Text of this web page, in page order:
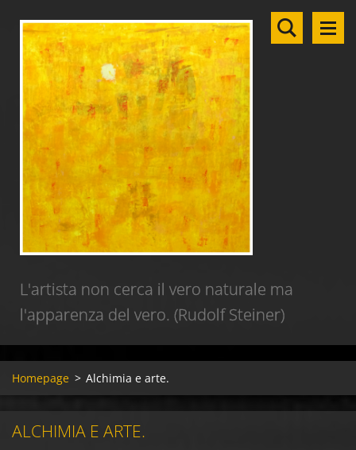
L'artista non cerca il vero naturale ma
l'apparenza del vero. (Rudolf Steiner)
Homepage > Alchimia e arte.
ALCHIMIA E ARTE.